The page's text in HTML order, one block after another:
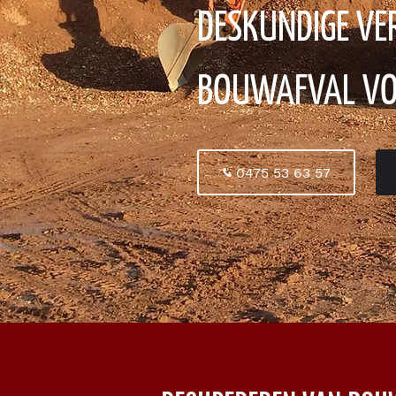
DESKUNDIGE
BOUWAFVAL
0475 53 63 57